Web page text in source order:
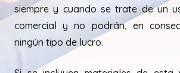
siempre y cuando se trate de un
comercial y no podrán, en
ningún tipo de lucro.